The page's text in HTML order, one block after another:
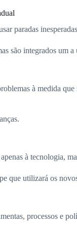
paradas
são integrados um a
à medida
à tecnologia,
que utilizará os
processos e